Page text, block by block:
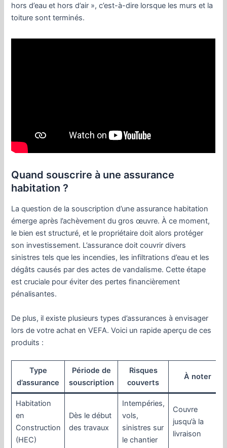
hors d’eau et hors d’air », c’est-à-dire lorsque les murs et la
toiture sont terminés.
Quand souscrire à une assurance
habitation ?
La question de la souscription d’une assurance habitation
émerge après l’achèvement du gros œuvre. À ce moment,
le bien est structuré, et le propriétaire doit alors protéger
son investissement. L’assurance doit couvrir divers
sinistres tels que les incendies, les infiltrations d’eau et les
dégâts causés par des actes de vandalisme. Cette étape
est cruciale pour éviter des pertes financièrement
pénalisantes.
De plus, il existe plusieurs types d’assurances à envisager
lors de votre achat en VEFA. Voici un rapide aperçu de ces
produits :
Type
d’assurance
Période de
souscription
Risques
couverts
À noter
Habitation
en
Construction
(HEC)
Dès le début
des travaux
Intempéries,
vols,
sinistres sur
le chantier
Couvre
jusqu’à la
livraison